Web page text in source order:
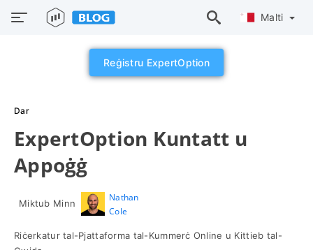
Malti
Reġistru ExpertOption
Dar
ExpertOption Kuntatt u
Appoġġ
Miktub Minn
Nathan
Cole
Riċerkatur tal-Pjattaforma tal-Kummerċ Online u Kittieb tal-